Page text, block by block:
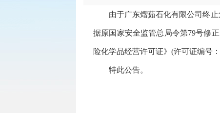
由于广东熠茹石化有限公司终止
据原国家安全监管总局令第79号修
险化学品经营许可证》(许可证编号
特此公告。